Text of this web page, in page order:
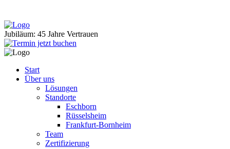
Jubiläum: 45 Jahre Vertrauen
Start
Über uns
Lösungen
Standorte
Eschborn
Rüsselsheim
Frankfurt-Bornheim
Team
Zertifizierung